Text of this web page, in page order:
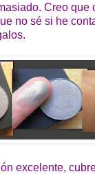
Creo que
no sé si he
excelente,